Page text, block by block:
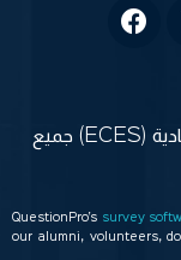
© 2026 - المركز المصري للدراسات الاقتصادية (ECES) جميع
QuestionPro’s survey
our alumni, volunteers,